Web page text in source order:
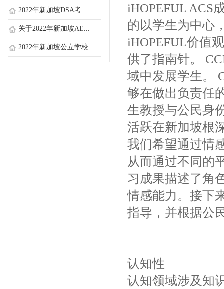
2022年新加坡DSA考...
关于2022年新加坡AE...
2022年新加坡公立学校...
iHOPEFUL ACS
的以学生为中心
iHOPEFUL价值
供了指南针。
域中发展学生。
够在做出负责任
生教授与公民身
活跃在新加坡根
我们希望通过情
从而通过不同的
习成果描述了角
情感能力。接下
指导，并根据公
认知性
认知领域涉及知